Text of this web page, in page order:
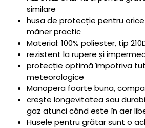
similare
husa de protecție pentru
mâner practic
Material: 100% poliester, tip
rezistent la rupere și
protecție optimă împotriva
meteorologice
Manopera foarte buna,
crește longevitatea sau
gaz atunci când este în aer
Husele pentru grătar sunt o